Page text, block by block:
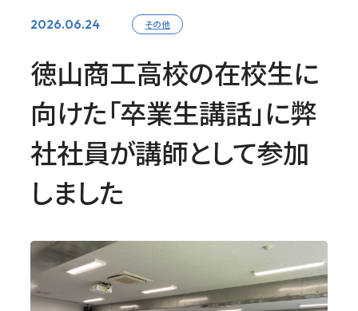
2026.06.24 その他
徳山商工高校の在校生に
向けた「卒業生講話」に弊
社社員が講師として参加
しました